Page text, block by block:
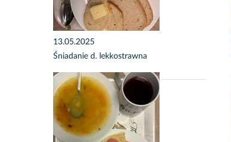
13.05.2025
Śniadanie d. lekkostrawna